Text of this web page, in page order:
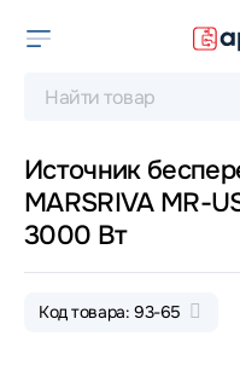
Источник
MARSRIVA MR-
3000 Вт
Код товара: 93-65